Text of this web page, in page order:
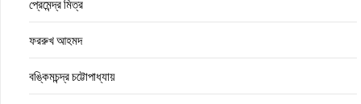
প্রেমেন্দ্র মিত্র
ফররুখ আহমদ
বঙ্কিমচন্দ্র চট্টোপাধ্যায়